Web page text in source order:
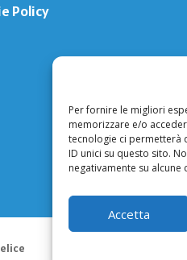
Per fornire le migliori
memorizzare e/o
tecnologie ci permetterà
ID unici su questo sito.
negativamente su
Accetta
Policy